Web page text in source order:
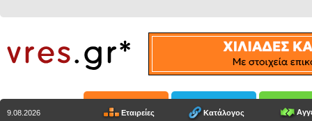
9.08.2026 Εταιρείες Κατάλογος